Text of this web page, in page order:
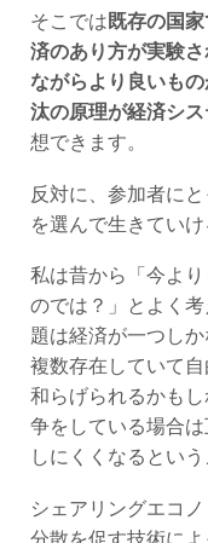
そこでは 既存の国家
済のあり方が実験
ながらより良いも
汰の原理が経済シ
想できます。
反対に、参加者に
を選んで生きてい
私は昔から「今よ
のでは？」とよく
題は経済が一つし
複数存在していて
和らげられるかも
争をしている場合
しにくくなるという
シェアリングエコ
分散を促す技術に